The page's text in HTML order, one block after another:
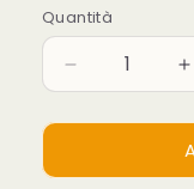
Quantità
Diminuisci
per
-
-